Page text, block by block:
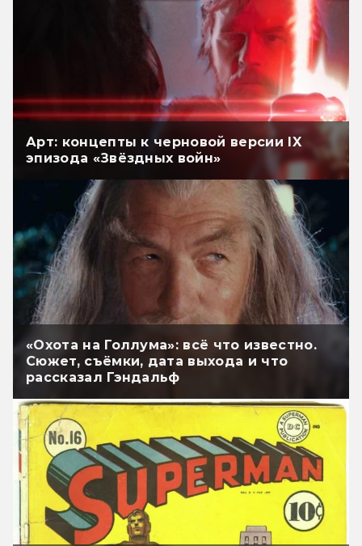
Арт: концепты к черновой версии IX
эпизода «Звёздных войн»
«Охота на Голлума»: всё что известно.
Сюжет, съёмки, дата выхода и что
рассказал Гэндальф